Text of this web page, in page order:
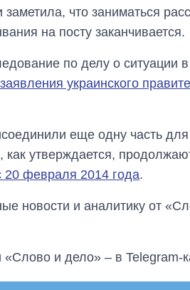
что заниматься
на посту заканчивается.
по делу о ситуации
заявления украинского
еще одну часть для
утверждается,
20 февраля 2014 года.
новости и аналитику от
«Слово и дело» – в Telegram-